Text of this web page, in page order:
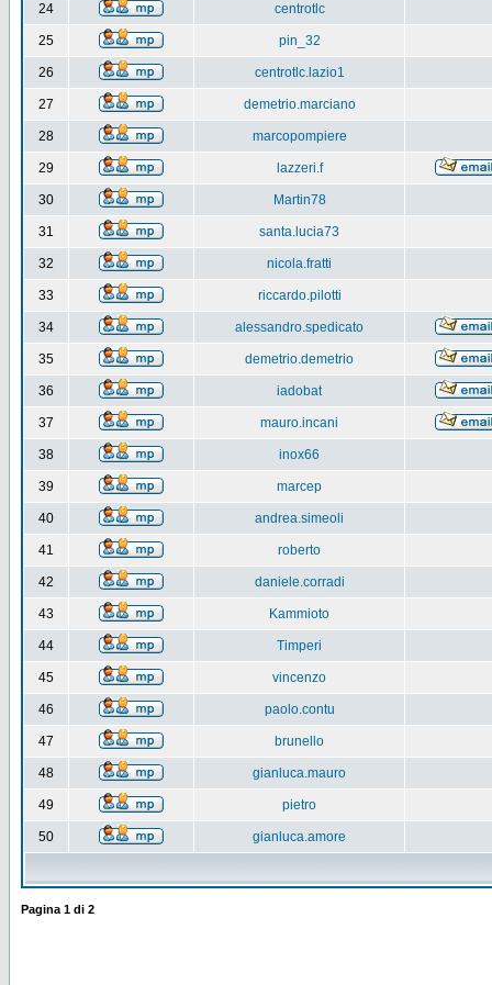
24 centrotlc
25 pin_32
26 centrotlc.lazio1
27 demetrio.marciano
28 marcopompiere
29 lazzeri.f
30 Martin78
31 santa.lucia73
32 nicola.fratti
33 riccardo.pilotti
34 alessandro.spedicato
35 demetrio.demetrio
36 iadobat
37 mauro.incani
38 inox66
39 marcep
40 andrea.simeoli
41 roberto
42 daniele.corradi
43 Kammioto
44 Timperi
45 vincenzo
46 paolo.contu
47 brunello
48 gianluca.mauro
49 pietro
50 gianluca.amore
Pagina 1 di 2